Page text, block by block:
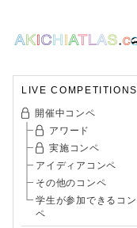
LIVE COMPETITIONS
開催中コンペ
アワード
実施コンペ
アイディアコンペ
その他のコンペ
学生が参加できるコン
ペ